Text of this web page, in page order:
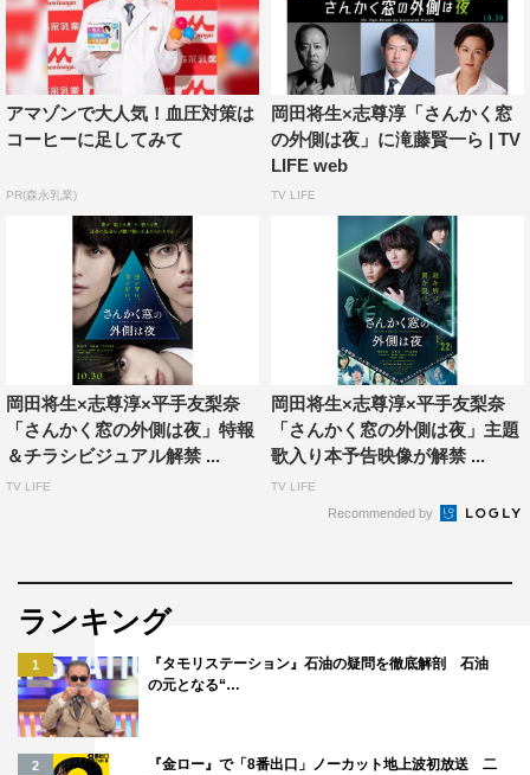
着いた冷川、三角、エリカの3人は自分の過去や孤独、自
分自身と向き合い、謎を紐解いていけるのか。その答え
は、本作を公開中の各劇場にて知ることができるだろう。
動画
「さんかく窓の外側は夜」波乱の展開匂わす本編映像
作品情報
「さんかく窓の外側は夜」
アマゾンで大人気！血圧対策は
コーヒーに足してみて
PR(森永乳業)
岡田将生×志尊淳「さんかく窓
の外側は夜」に滝藤賢一ら | TV
LIFE web
TV LIFE
岡田将生×志尊淳×平手友梨奈
「さんかく窓の外側は夜」特報
＆チラシビジュアル解禁 ...
TV LIFE
岡田将生×志尊淳×平手友梨奈
「さんかく窓の外側は夜」主題
歌入り本予告映像が解禁 ...
TV LIFE
Recommended by
ランキング
1
『タモリステーション』石油の疑問を徹底解剖 石油
の元となる“…
2
『金ロー』で「8番出口」ノーカット地上波初放送 二